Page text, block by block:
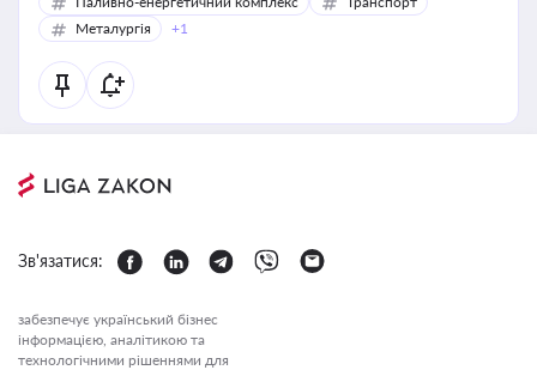
Металургія
+1
Зв'язатися:
забезпечує український бізнес
інформацією, аналітикою та
технологічними рішеннями для